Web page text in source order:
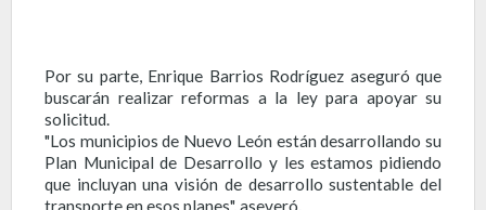
Por su parte, Enrique Barrios Rodríguez aseguró que
buscarán realizar reformas a la ley para apoyar su
solicitud.
"Los municipios de Nuevo León están desarrollando su
Plan Municipal de Desarrollo y les estamos pidiendo
que incluyan una visión de desarrollo sustentable del
transporte en esos planes", aseveró.